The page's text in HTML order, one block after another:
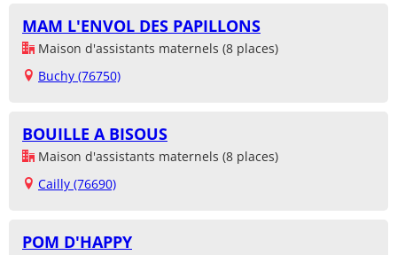
MAM L'ENVOL DES PAPILLONS
Maison d'assistants maternels (8 places)
Buchy (76750)
BOUILLE A BISOUS
Maison d'assistants maternels (8 places)
Cailly (76690)
POM D'HAPPY